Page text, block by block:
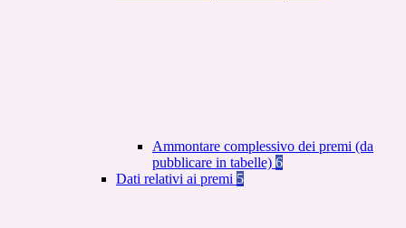
Ammontare complessivo dei premi (da
pubblicare in tabelle) 6
Dati relativi ai premi 5